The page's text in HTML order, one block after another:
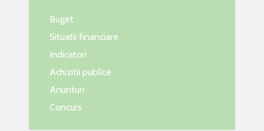
Buget
Situatii financiare
Indicatori
Achizitii publice
Anunturi
Concurs